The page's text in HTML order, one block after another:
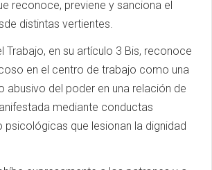
reconoce, previene y sanciona el
distintas vertientes.
Trabajo, en su artículo 3 Bis, reconoce
en el centro de trabajo como una
abusivo del poder en una relación de
mediante conductas
psicológicas que lesionan la dignidad